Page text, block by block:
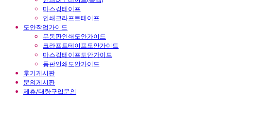
마스킹테이프
인쇄크라프트테이프
도안작업가이드
무동판인쇄도안가이드
크라프트테이프도안가이드
마스킹테이프도안가이드
동판인쇄도안가이드
후기게시판
문의게시판
제휴/대량구입문의